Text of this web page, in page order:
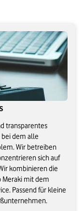
transparentes
dem alle
Wir betreiben
sich auf
kombinieren die
Meraki mit dem
Passend für kleine